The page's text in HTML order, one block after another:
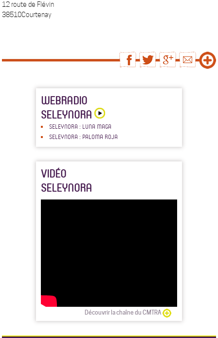
12 route de Flévin
38510Courtenay
WEBRADIO
SELEYNORA
SELEYNORA : LUNA MAGA
SELEYNORA : PALOMA ROJA
VIDÉO
SELEYNORA
Découvrir la chaîne du CMTRA